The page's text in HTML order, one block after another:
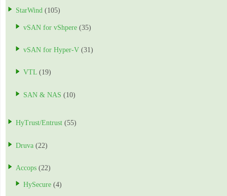
StarWind (105)
vSAN for vShpere (35)
vSAN for Hyper-V (31)
VTL (19)
SAN & NAS (10)
HyTrust/Entrust (55)
Druva (22)
Accops (22)
HySecure (4)